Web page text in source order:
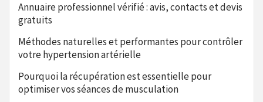
Annuaire professionnel vérifié : avis, contacts et devis
gratuits
Méthodes naturelles et performantes pour contrôler
votre hypertension artérielle
Pourquoi la récupération est essentielle pour
optimiser vos séances de musculation